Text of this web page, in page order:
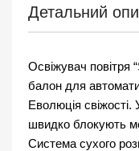
Детальний
Освіжувач повітря
балон для
Еволюція свіжості.
швидко блокують
Система сухого